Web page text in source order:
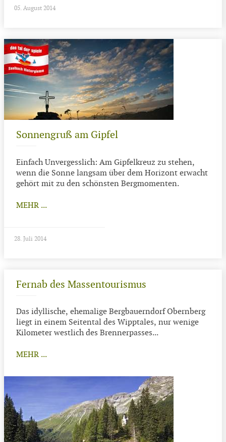
05. August 2014
Sonnengruß am Gipfel
Einfach Unvergesslich: Am Gipfelkreuz zu stehen,
wenn die Sonne langsam über dem Horizont erwacht
gehört mit zu den schönsten Bergmomenten.
MEHR ...
28. Juli 2014
Fernab des Massentourismus
Das idyllische, ehemalige Bergbauerndorf Obernberg
liegt in einem Seitental des Wipptales, nur wenige
Kilometer westlich des Brennerpasses...
MEHR ...